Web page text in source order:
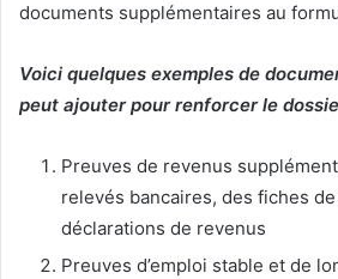
documents supplémentaires au
Voici quelques exemples de
peut ajouter pour renforcer le
Preuves de revenus
relevés bancaires, des fiches
déclarations de revenus
Preuves d’emploi stable et de